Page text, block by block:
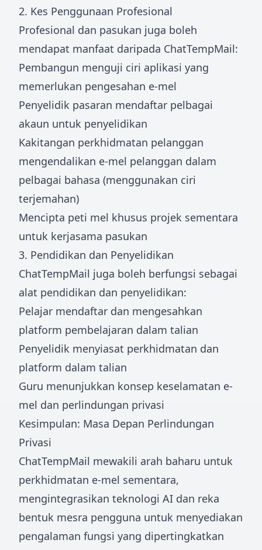
2. Kes Penggunaan Profesional
Profesional dan pasukan juga boleh
mendapat manfaat daripada ChatTempMail:
Pembangun menguji ciri aplikasi yang
memerlukan pengesahan e-mel
Penyelidik pasaran mendaftar pelbagai
akaun untuk penyelidikan
Kakitangan perkhidmatan pelanggan
mengendalikan e-mel pelanggan dalam
pelbagai bahasa (menggunakan ciri
terjemahan)
Mencipta peti mel khusus projek sementara
untuk kerjasama pasukan
3. Pendidikan dan Penyelidikan
ChatTempMail juga boleh berfungsi sebagai
alat pendidikan dan penyelidikan:
Pelajar mendaftar dan mengesahkan
platform pembelajaran dalam talian
Penyelidik menyiasat perkhidmatan dan
platform dalam talian
Guru menunjukkan konsep keselamatan e-
mel dan perlindungan privasi
Kesimpulan: Masa Depan Perlindungan
Privasi
ChatTempMail mewakili arah baharu untuk
perkhidmatan e-mel sementara,
mengintegrasikan teknologi AI dan reka
bentuk mesra pengguna untuk menyediakan
pengalaman fungsi yang dipertingkatkan